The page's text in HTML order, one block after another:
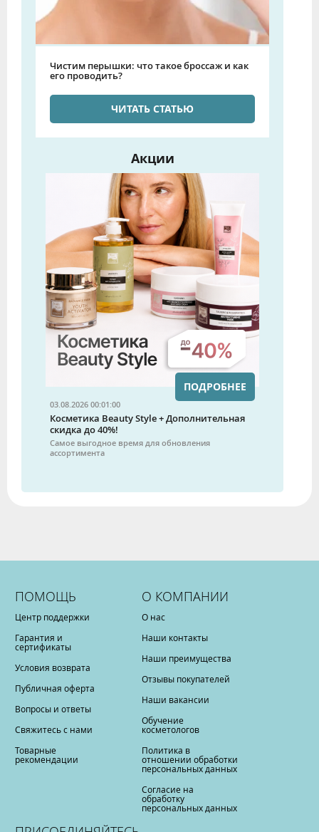
Чистим перышки: что такое броссаж и как
его проводить?
ЧИТАТЬ СТАТЬЮ
Акции
03.08.2026 00:01:00
Косметика Beauty Style + Дополнительная
скидка до 40%!
Самое выгодное время для обновления
ассортимента
ПОДРОБНЕЕ
ПОМОЩЬ
Центр поддержки
Гарантия и
сертификаты
Условия возврата
Публичная оферта
Вопросы и ответы
Свяжитесь с нами
Товарные
рекомендации
О КОМПАНИИ
О нас
Наши контакты
Наши преимущества
Отзывы покупателей
Наши вакансии
Обучение
косметологов
Политика в
отношении обработки
персональных данных
Согласие на
обработку
персональных данных